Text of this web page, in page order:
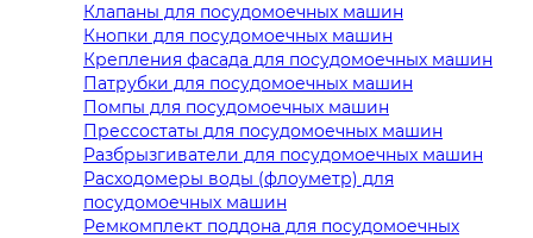
Клапаны для посудомоечных машин
Кнопки для посудомоечных машин
Крепления фасада для посудомоечных машин
Патрубки для посудомоечных машин
Помпы для посудомоечных машин
Прессостаты для посудомоечных машин
Разбрызгиватели для посудомоечных машин
Расходомеры воды (флоуметр) для
посудомоечных машин
Ремкомплект поддона для посудомоечных